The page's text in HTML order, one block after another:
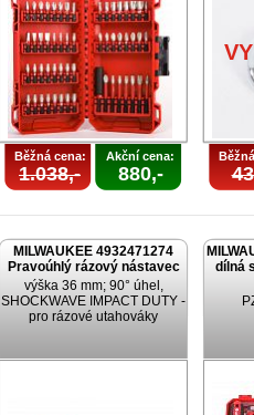
Běžná cena:
1.038,-
Akční cena:
880,-
MILWAUKEE 4932471274
Pravoúhlý rázový nástavec
výška 36 mm; 90° úhel,
SHOCKWAVE IMPACT DUTY -
pro rázové utahováky
dílná